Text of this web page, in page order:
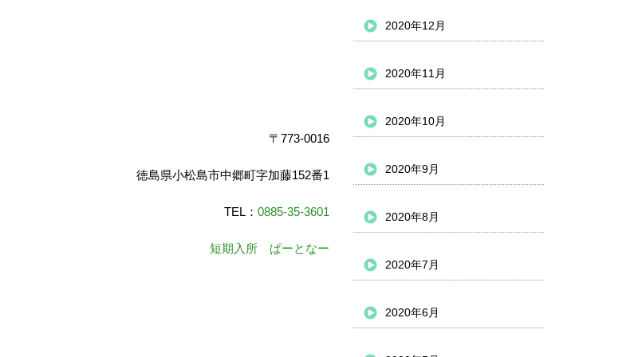
〒773-0016
徳島県小松島市中郷町字加藤152番1
TEL： 0885-35-3601
短期入所 ぱーとなー
2020年12月
2020年11月
2020年10月
2020年9月
2020年8月
2020年7月
2020年6月